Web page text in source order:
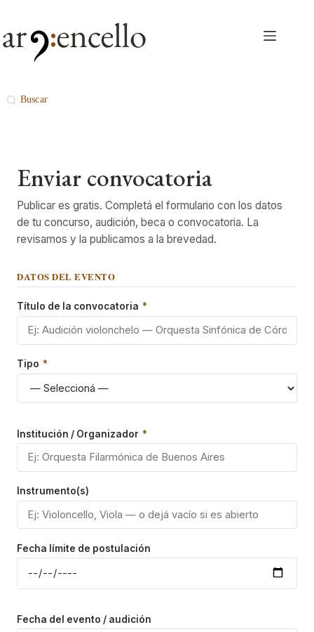
content
Enviar convocatoria
Publicar es gratis. Completá el formulario con los datos
de tu concurso, audición, beca o convocatoria. La
revisamos y la publicamos a la brevedad.
DATOS DEL EVENTO
Título de la convocatoria *
Tipo *
Institución / Organizador *
Instrumento(s)
Fecha límite de postulación
Fecha del evento / audición